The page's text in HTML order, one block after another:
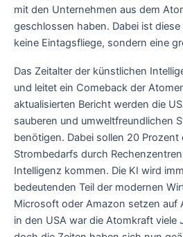
mit den Unternehmen aus dem
geschlossen haben. Dabei ist
keine Eintagsfliege, sondern eine
Das Zeitalter der künstlichen
und leitet ein Comeback der
aktualisierten Bericht werden die
sauberen und umweltfreundlichen
benötigen. Dabei sollen 20 Prozent
Strombedarfs durch
Intelligenz kommen. Die KI wird
bedeutenden Teil der modernen
Microsoft oder Amazon setzen auf
in den USA war die Atomkraft viele